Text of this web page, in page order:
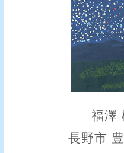
福澤
長野市